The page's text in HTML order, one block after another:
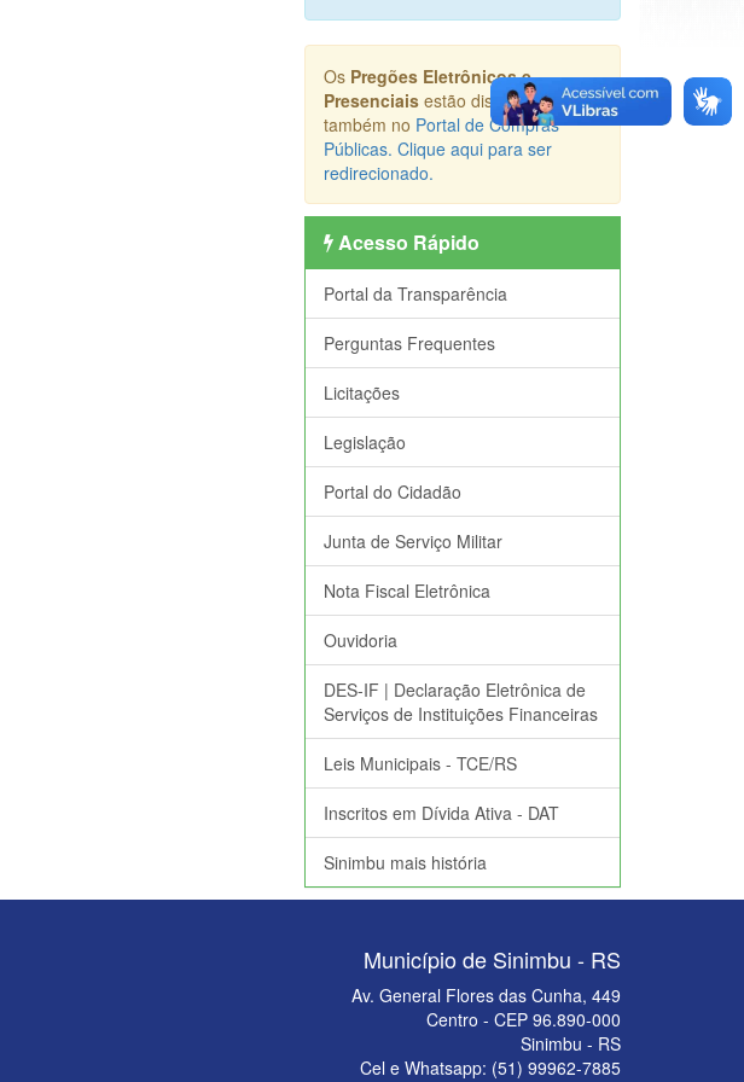
Os Pregões Eletrônicos e
Presenciaisestão disponibilizados
também no Portal de Compras
Públicas. Clique aqui para ser
redirecionado.
Acesso Rápido
Portal da Transparência
Perguntas Frequentes
Licitações
Legislação
Portal do Cidadão
Junta de Serviço Militar
Nota Fiscal Eletrônica
Ouvidoria
DES-IF | Declaração Eletrônica de
Serviços de Instituições Financeiras
Leis Municipais - TCE/RS
Inscritos em Dívida Ativa - DAT
Sinimbu mais história
Município de Sinimbu - RS
Av. General Flores das Cunha, 449
Centro - CEP 96.890-000
Sinimbu - RS
Cel e Whatsapp: (51) 99962-7885